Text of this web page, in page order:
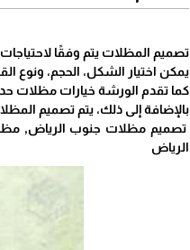
تصميم المظلات يتم وفقًا
يمكن اختيار الشكل، الحجم، ونوع
كما تقدم الورشة خيارات مظلات
بالإضافة إلى ذلك، يتم تصميم
تصميم مظلات جنوب الرياض,
الرياض